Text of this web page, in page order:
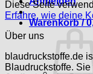
Warenkorb /
Diese Seite
Erfahre, wie deine
Über uns
blaudruckstoffe.de
Blaudruckstoffe.